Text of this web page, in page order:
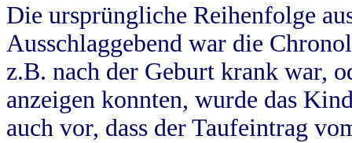
Die ursprüngliche Reihenfolge
Ausschlaggebend war die
z.B. nach der Geburt krank war,
anzeigen konnten, wurde das
auch vor, dass der Taufeintrag